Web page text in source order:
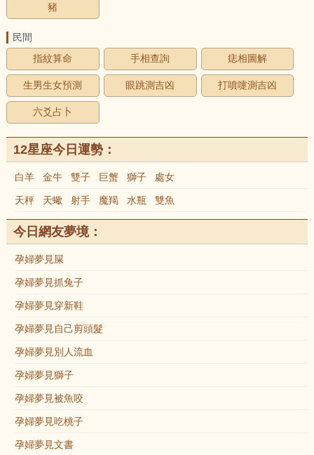
豬
民間
指紋算命
手相查詢 痣相圖解
生男生女預測 眼跳測吉凶 打噴嚏測吉凶
六爻占卜
12星座今日運勢：
白羊 金牛 雙子 巨蟹 獅子 處女
天秤 天蠍 射手 魔羯 水瓶 雙魚
今日網友夢境：
孕婦夢見屎
孕婦夢見抓兔子
孕婦夢見穿新鞋
孕婦夢見自己剪頭髮
孕婦夢見別人流血
孕婦夢見獅子
孕婦夢見被魚咬
孕婦夢見吃桃子
孕婦夢見文書